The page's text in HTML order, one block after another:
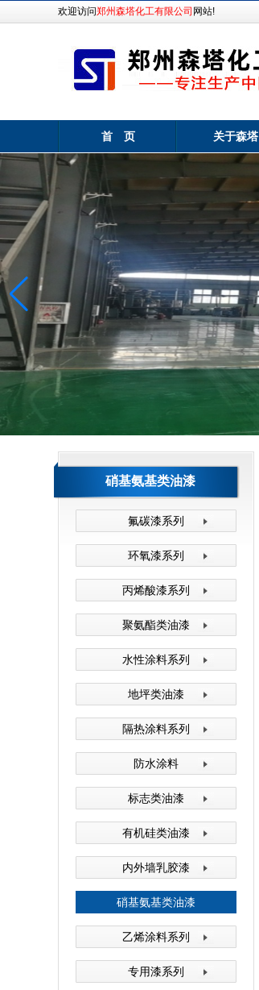
欢迎访问郑州森塔化工有限公司 网站!
首 页 关于森塔
硝基氨基类油漆
氟碳漆系列
环氧漆系列
丙烯酸漆系列
聚氨酯类油漆
水性涂料系列
地坪类油漆
隔热涂料系列
防水涂料
标志类油漆
有机硅类油漆
内外墙乳胶漆
硝基氨基类油漆
乙烯涂料系列
专用漆系列
森塔厂区一角
森塔厂区一角
森塔原料仓库
森塔原料仓库